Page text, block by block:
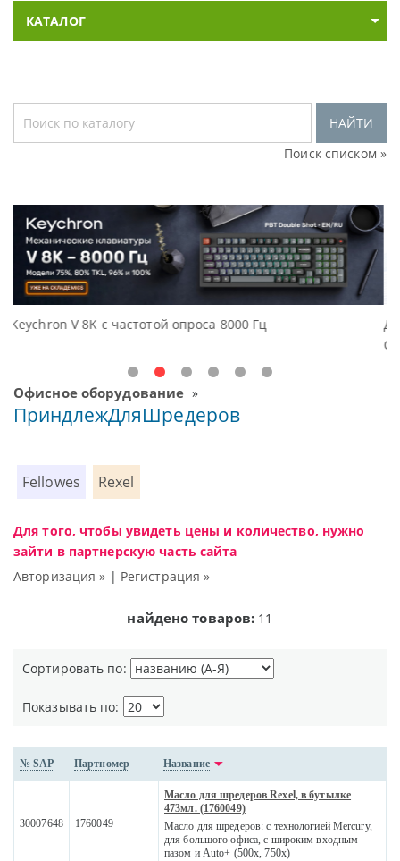
КАТАЛОГ
НАЙТИ
Поиск списком »
8000 Гц
Доступные решения начального
Офисное оборудование »
ПриндлежДляШредеров
Fellowes Rexel
Для того, чтобы увидеть цены и количество, нужно
зайти в партнерскую часть сайта
Авторизация » | Регистрация »
найдено товаров: 11
Сортировать по:
Показывать по:
№ SAP Партномер Название
30007648 1760049
Масло для шредеров Rexel, в бутылке
473мл. (1760049)
Масло для шредеров: с технологией Mercury,
для большого офиса, с широким входным
пазом и Auto+ (500x, 750x)